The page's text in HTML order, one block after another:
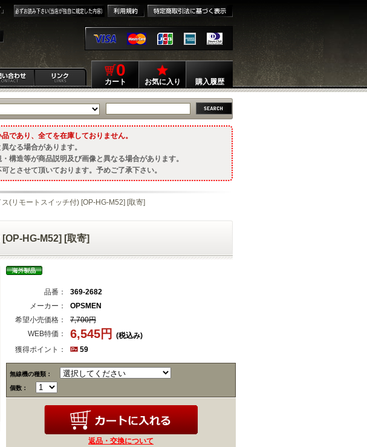
0
カート お気に入り 購入履歴
であり、全てを在庫しておりません。
なる場合があります。
構造等が商品説明及び画像と異なる場合があります。
とさせて頂いております。予めご了承下さい。
(リモートスイッチ付) [OP-HG-M52] [取寄]
HG-M52] [取寄]
品番：
369-2682
メーカー：
OPSMEN
希望小売価格：
7,700円
WEB特価：
6,545円
(税込み)
獲得ポイント：
59
無線機の種類：
個数：
返品・交換について